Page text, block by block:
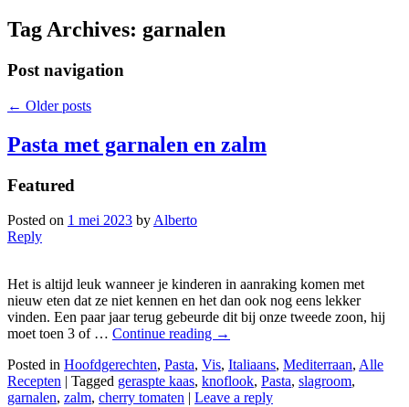
Tag Archives: garnalen
Post navigation
← Older posts
Pasta met garnalen en zalm
Featured
Posted on 1 mei 2023 by Alberto
Reply
Het is altijd leuk wanneer je kinderen in aanraking komen met
nieuw eten dat ze niet kennen en het dan ook nog eens lekker
vinden. Een paar jaar terug gebeurde dit bij onze tweede zoon, hij
moet toen 3 of … Continue reading →
Posted in Hoofdgerechten, Pasta, Vis, Italiaans, Mediterraan, Alle
Recepten | Tagged geraspte kaas, knoflook, Pasta, slagroom,
garnalen, zalm, cherry tomaten | Leave a reply